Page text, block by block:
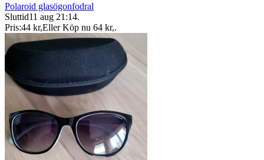
Polaroid glasögonfodral
Sluttid11 aug 21:14.
Pris:44 kr,Eller Köp nu 64 kr,.